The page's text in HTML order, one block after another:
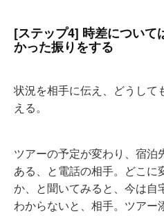
[ステップ4] 時差について
かった振りをする
状況を相手に伝え、どうして
える。
ツアーの予定が変わり、宿泊
ある、と電話の相手。どこに
か、と聞いてみると、今は自
わからないと、相手。ツアー